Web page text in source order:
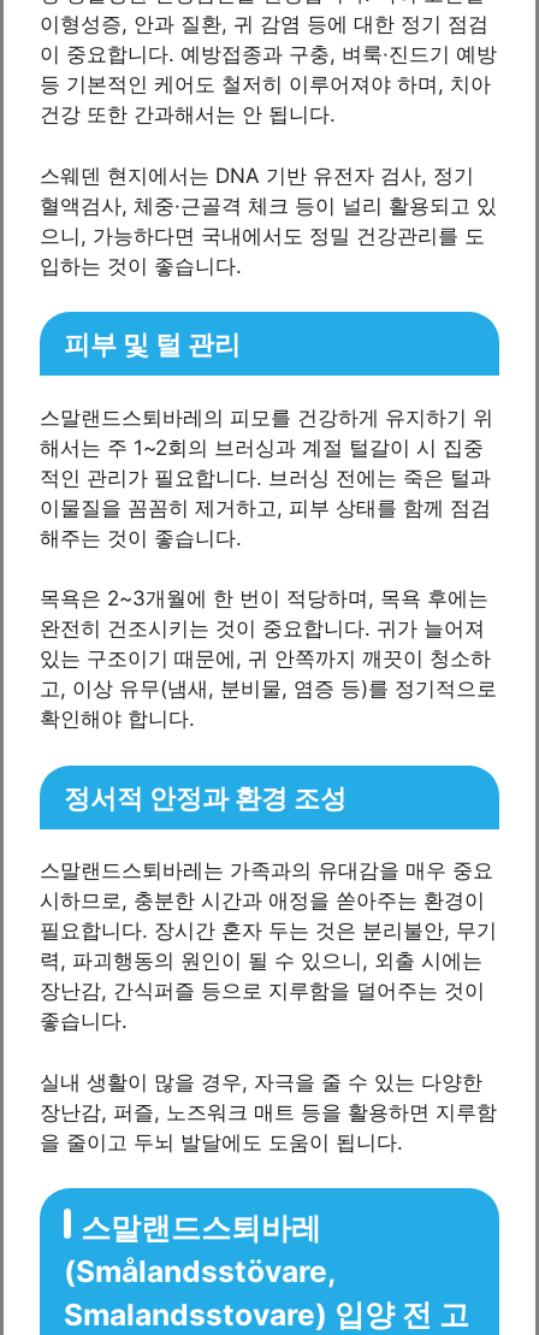
이형성증, 안과 질환, 귀 감염 등에 대한 정기 점검
이 중요합니다. 예방접종과 구충, 벼룩·진드기 예방
등 기본적인 케어도 철저히 이루어져야 하며, 치아
건강 또한 간과해서는 안 됩니다.
스웨덴 현지에서는 DNA 기반 유전자 검사, 정기
혈액검사, 체중·근골격 체크 등이 널리 활용되고 있
으니, 가능하다면 국내에서도 정밀 건강관리를 도
입하는 것이 좋습니다.
피부 및 털 관리
스말랜드스퇴바레의 피모를 건강하게 유지하기 위
해서는 주 1~2회의 브러싱과 계절 털갈이 시 집중
적인 관리가 필요합니다. 브러싱 전에는 죽은 털과
이물질을 꼼꼼히 제거하고, 피부 상태를 함께 점검
해주는 것이 좋습니다.
목욕은 2~3개월에 한 번이 적당하며, 목욕 후에는
완전히 건조시키는 것이 중요합니다. 귀가 늘어져
있는 구조이기 때문에, 귀 안쪽까지 깨끗이 청소하
고, 이상 유무(냄새, 분비물, 염증 등)를 정기적으로
확인해야 합니다.
정서적 안정과 환경 조성
스말랜드스퇴바레는 가족과의 유대감을 매우 중요
시하므로, 충분한 시간과 애정을 쏟아주는 환경이
필요합니다. 장시간 혼자 두는 것은 분리불안, 무기
력, 파괴행동의 원인이 될 수 있으니, 외출 시에는
장난감, 간식퍼즐 등으로 지루함을 덜어주는 것이
좋습니다.
실내 생활이 많을 경우, 자극을 줄 수 있는 다양한
장난감, 퍼즐, 노즈워크 매트 등을 활용하면 지루함
을 줄이고 두뇌 발달에도 도움이 됩니다.
스말랜드스퇴바레
(Smålandsstövare,
Smalandsstovare) 입양 전 고